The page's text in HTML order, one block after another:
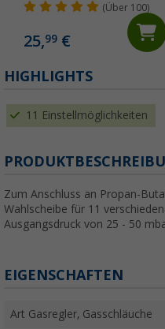
ohne Manometer 1,2 kg/h
(Über 100)
25,99 €
HIGHLIGHTS
11 Einstellmöglichkeiten
Zum Anschluss an Propan-
Wahlscheibe für 11
Ausgangsdruck von 25 - 50
EIGENSCHAFTEN
Art Gasregler, Gasschläuche